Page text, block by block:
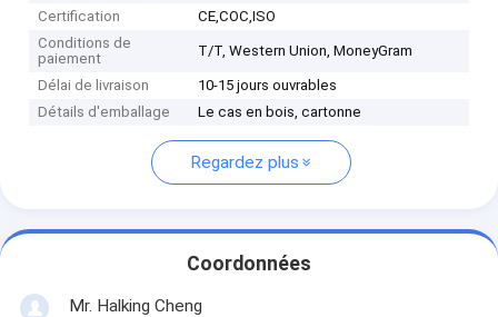
Certification
CE,COC,ISO
Conditions de
paiement
T/T, Western Union, MoneyGram
Délai de livraison
10-15 jours ouvrables
Détails d'emballage
Le cas en bois, cartonne
Regardez plus
Coordonnées
Mr. Halking Cheng